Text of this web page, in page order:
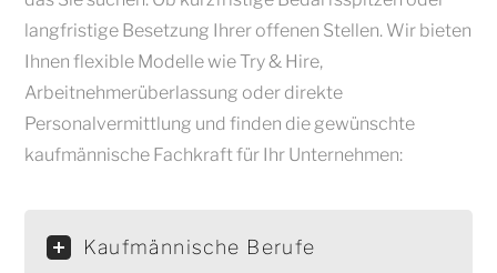
langfristige Besetzung Ihrer offenen Stellen. Wir bieten
Ihnen flexible Modelle wie Try & Hire,
Arbeitnehmerüberlassung oder direkte
Personalvermittlung und finden die gewünschte
kaufmännische Fachkraft für Ihr Unternehmen:
Kaufmännische Berufe